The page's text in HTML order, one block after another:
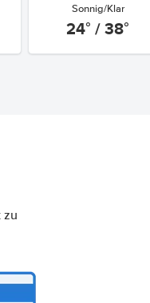
Sonnig/Klar
24° / 38°
zu